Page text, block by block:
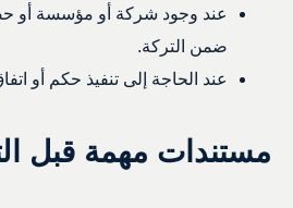
عند وجود شركة أو مؤسسة أو
ضمن التركة.
عند الحاجة إلى تنفيذ حكم أو
مستندات مهمة قبل